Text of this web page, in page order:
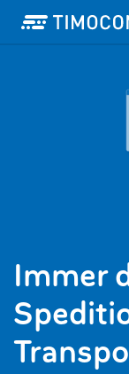
Immer